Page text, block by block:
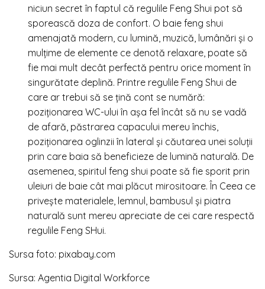
niciun secret în faptul că regulile Feng Shui pot să
sporească doza de confort. O baie feng shui
amenajată modern, cu lumină, muzică, lumânări și o
mulțime de elemente ce denotă relaxare, poate să
fie mai mult decât perfectă pentru orice moment în
singurătate deplină. Printre regulile Feng Shui de
care ar trebui să se țină cont se numără:
poziționarea WC-ului în așa fel încât să nu se vadă
de afară, păstrarea capacului mereu închis,
poziționarea oglinzii în lateral și căutarea unei soluții
prin care baia să beneficieze de lumină naturală. De
asemenea, spiritul feng shui poate să fie sporit prin
uleiuri de baie cât mai plăcut mirositoare. În Ceea ce
privește materialele, lemnul, bambusul și piatra
naturală sunt mereu apreciate de cei care respectă
regulile Feng SHui.
Sursa foto: pixabay.com
Sursa: Agentia Digital Workforce